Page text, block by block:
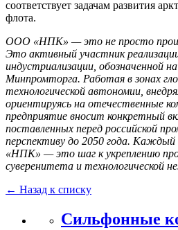
соответствует задачам развития
флота.
ООО «НПК» — это не просто
Это активный участник
индустриализации, обозначенной
Минпромторга. Работая в зонах
технологической автономии,
ориентируясь на отечественные
предприятие вносит конкретный
поставленных перед российской
перспективу до 2050 года.
«НПК» — это шаг к укреплению
суверенитета и технологической
← Назад к списку
Сильфонные